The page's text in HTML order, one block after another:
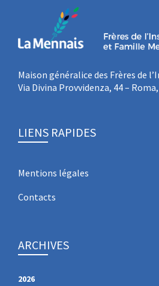
Maison généralice des Frères de
Via Divina Provvidenza, 44 –
LIENS RAPIDES
Mentions légales
Contacts
ARCHIVES
2026